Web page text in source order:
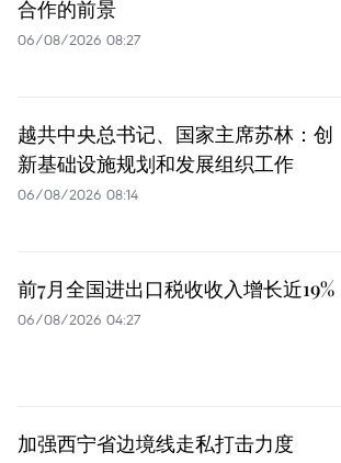
合作的前景
06/08/2026 08:27
越共中央总书记、国家主席苏林：创
新基础设施规划和发展组织工作
06/08/2026 08:14
前7月全国进出口税收收入增长近19%
06/08/2026 04:27
加强西宁省边境线走私打击力度